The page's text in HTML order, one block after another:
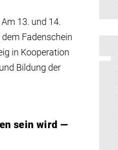
13. und 14.
Fadenschein
in Kooperation
Bildung der
sein wird —